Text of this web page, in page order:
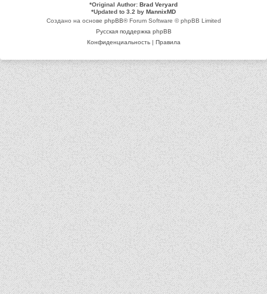
*Original Author: Brad Veryard
*Updated to 3.2 by MannixMD
Создано на основе phpBB® Forum Software © phpBB Limited
Русская поддержка phpBB
Конфиденциальность| Правила